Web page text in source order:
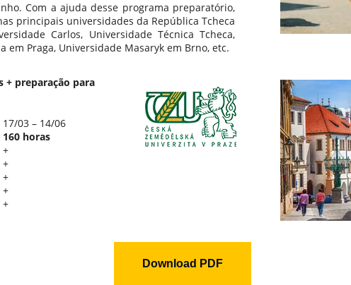
Com a ajuda desse programa preparatório,
principais universidades da República Tcheca
Carlos, Universidade Técnica Tcheca,
em Praga, Universidade Masaryk em Brno, etc.
+ preparação para
17/03 – 14/06
160 horas
+
+
+
+
+
Download PDF